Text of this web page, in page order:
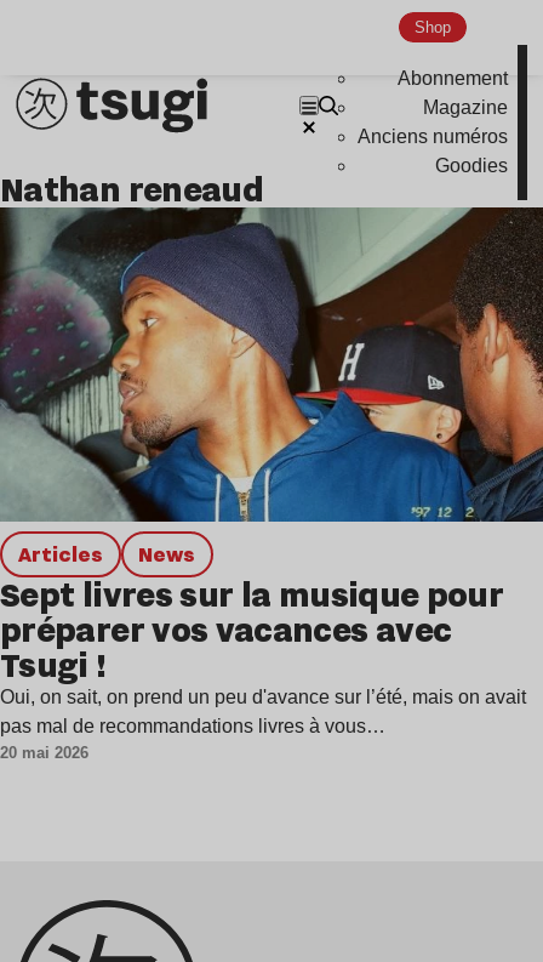
Shop
Abonnement
Magazine
Anciens numéros
Goodies
Indie
nathan reneaud
Articles news
Sept livres sur la musique pour
préparer vos vacances avec
Tsugi !
Oui, on sait, on prend un peu d'avance sur l’été, mais on avait
pas mal de recommandations livres à vous…
20 mai 2026